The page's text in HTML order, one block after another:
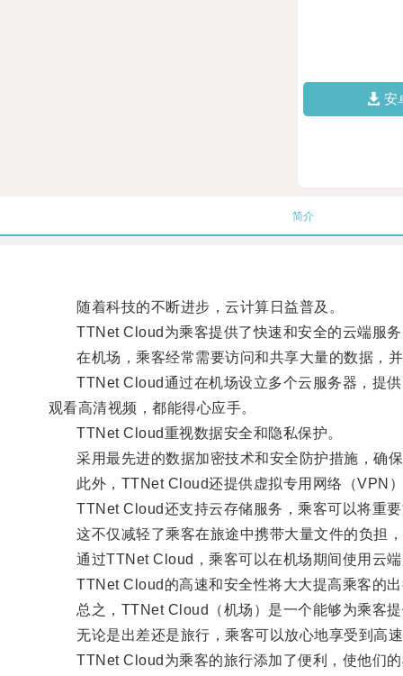
安
简介
随着科技的不断进步，云计算日益普及。
TTNet Cloud为乘客提供了快速和安全的云端服务
在机场，乘客经常需要访问和共享大量的数据，
TTNet Cloud通过在机场设立多个云服务器，提供
观看高清视频，都能得心应手。
TTNet Cloud重视数据安全和隐私保护。
采用最先进的数据加密技术和安全防护措施，确
此外，TTNet Cloud还提供虚拟专用网络（VPN）
TTNet Cloud还支持云存储服务，乘客可以将重要
这不仅减轻了乘客在旅途中携带大量文件的负担，
通过TTNet Cloud，乘客可以在机场期间使用云端
TTNet Cloud的高速和安全性将大大提高乘客的出
总之，TTNet Cloud（机场）是一个能够为乘客提
无论是出差还是旅行，乘客可以放心地享受到高
TTNet Cloud为乘客的旅行添加了便利，使他们的